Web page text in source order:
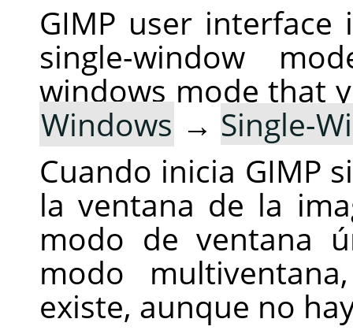
GIMP user
single-window
windows mode that
Windows → Single-
Cuando inicia GIMP
la ventana de la
modo de ventana
modo
existe, aunque no